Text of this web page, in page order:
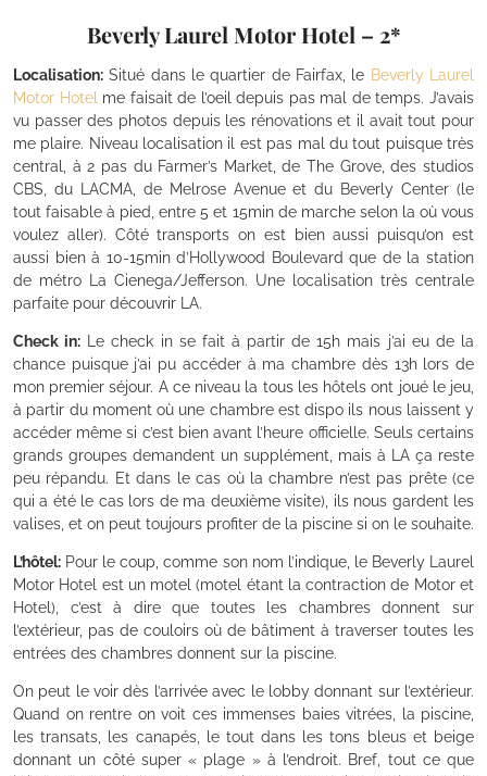
Beverly Laurel Motor Hotel – 2*
Localisation: Situé dans le quartier de Fairfax, le Beverly Laurel
Motor Hotel me faisait de l’oeil depuis pas mal de temps. J’avais
vu passer des photos depuis les rénovations et il avait tout pour
me plaire. Niveau localisation il est pas mal du tout puisque très
central, à 2 pas du Farmer’s Market, de The Grove, des studios
CBS, du LACMA, de Melrose Avenue et du Beverly Center (le
tout faisable à pied, entre 5 et 15min de marche selon la où vous
voulez aller). Côté transports on est bien aussi puisqu’on est
aussi bien à 10-15min d’Hollywood Boulevard que de la station
de métro La Cienega/Jefferson. Une localisation très centrale
parfaite pour découvrir LA.
Check in: Le check in se fait à partir de 15h mais j’ai eu de la
chance puisque j’ai pu accéder à ma chambre dès 13h lors de
mon premier séjour. A ce niveau la tous les hôtels ont joué le jeu,
à partir du moment où une chambre est dispo ils nous laissent y
accéder même si c’est bien avant l’heure officielle. Seuls certains
grands groupes demandent un supplément, mais à LA ça reste
peu répandu. Et dans le cas où la chambre n’est pas prête (ce
qui a été le cas lors de ma deuxième visite), ils nous gardent les
valises, et on peut toujours profiter de la piscine si on le souhaite.
L’hôtel: Pour le coup, comme son nom l’indique, le Beverly Laurel
Motor Hotel est un motel (motel étant la contraction de Motor et
Hotel), c’est à dire que toutes les chambres donnent sur
l’extérieur, pas de couloirs où de bâtiment à traverser toutes les
entrées des chambres donnent sur la piscine.
On peut le voir dès l’arrivée avec le lobby donnant sur l’extérieur.
Quand on rentre on voit ces immenses baies vitrées, la piscine,
les transats, les canapés, le tout dans les tons bleus et beige
donnant un côté super « plage » à l’endroit. Bref, tout ce que